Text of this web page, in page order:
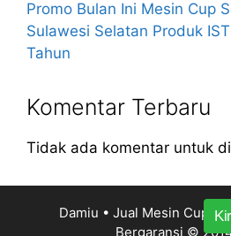
Promo Bulan Ini Mesin Cup
Sulawesi Selatan Produk
Tahun
Komentar Terbaru
Tidak ada komentar untuk
Damiu • Jual Mesin Cup
Bergaransi ©